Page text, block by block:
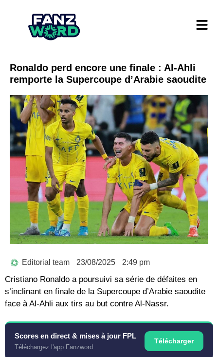
Ronaldo perd encore une finale : Al-Ahli
remporte la Supercoupe d’Arabie saoudite
Editorial team 23/08/2025 2:49 pm
Cristiano Ronaldo a poursuivi sa série de défaites en
s’inclinant en finale de la Supercoupe d’Arabie saoudite
face à Al-Ahli aux tirs au but contre Al-Nassr.
Scores en direct & mises à jour FPL
Téléchargez l'app Fanzword
Télécharger